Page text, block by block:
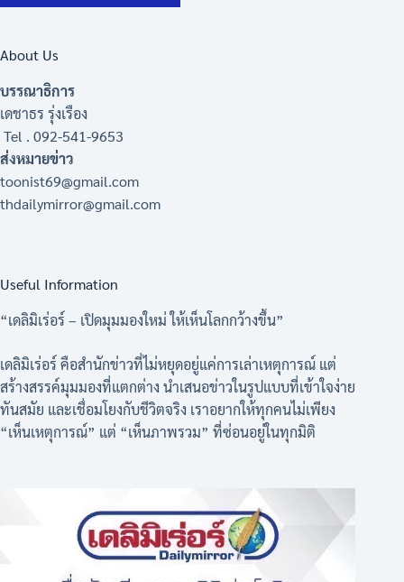
About Us
บรรณาธิการ
เดชาธร รุ่งเรือง
Tel . 092-541-9653
ส่งหมายข่าว
toonist69@gmail.com
thdailymirror@gmail.com
Useful Information
“เดลิมิเร่อร์ – เปิดมุมมองใหม่ ให้เห็นโลกกว้างขึ้น”
เดลิมิเร่อร์ คือสำนักข่าวที่ไม่หยุดอยู่แค่การเล่าเหตุการณ์ แต่
สร้างสรรค์มุมมองที่แตกต่าง นำเสนอข่าวในรูปแบบที่เข้าใจง่าย
ทันสมัย และเชื่อมโยงกับชีวิตจริง เราอยากให้ทุกคนไม่เพียง
“เห็นเหตุการณ์” แต่ “เห็นภาพรวม” ที่ซ่อนอยู่ในทุกมิติ